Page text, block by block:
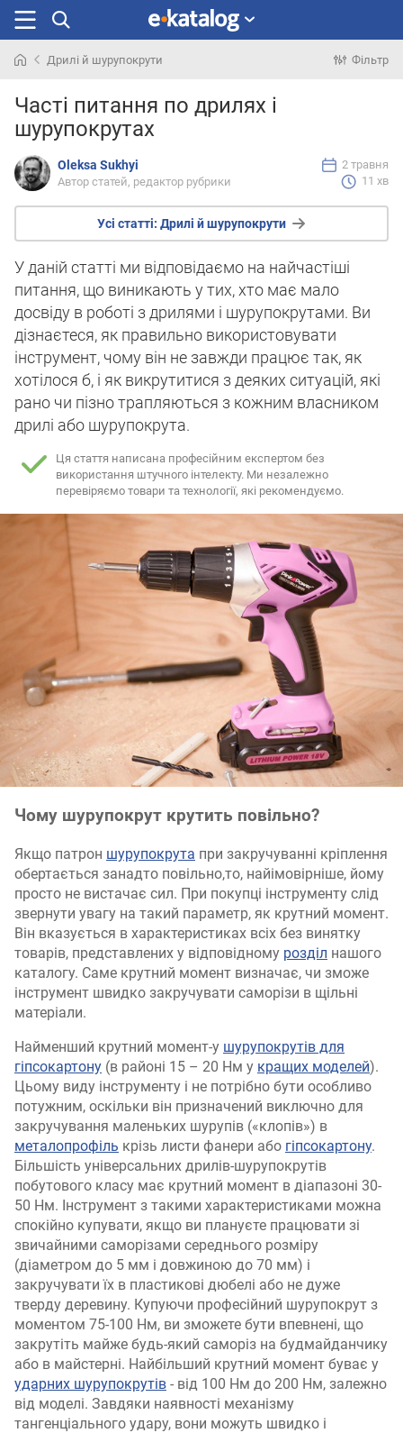
раніше
Дрилі й шурупокрути Фільтр
Часті питання по дрилях і
шурупокрутах
Oleksa Sukhyi
Автор статей, редактор рубрики 11 хв
2 травня
Усі статті: Дрилі й шурупокрути
У даній статті ми відповідаємо на найчастіші
питання, що виникають у тих, хто має мало
досвіду в роботі з дрилями і шурупокрутами. Ви
дізнаєтеся, як правильно використовувати
інструмент, чому він не завжди працює так, як
хотілося б, і як викрутитися з деяких ситуацій, які
рано чи пізно трапляються з кожним власником
дрилі або шурупокрута.
Ця стаття написана професійним експертом без
використання штучного інтелекту. Ми незалежно
перевіряємо товари та технології, які рекомендуємо.
Чому шурупокрут крутить повільно?
Якщо патрон шурупокрута при закручуванні кріплення
обертається занадто повільно,то, найімовірніше, йому
просто не вистачає сил. При покупці інструменту слід
звернути увагу на такий параметр, як крутний момент.
Він вказується в характеристиках всіх без винятку
товарів, представлених у відповідному розділ нашого
каталогу. Саме крутний момент визначає, чи зможе
інструмент швидко закручувати саморізи в щільні
матеріали.
Найменший крутний момент-у шурупокрутів для
гіпсокартону (в районі 15 – 20 Нм у кращих моделей).
Цьому виду інструменту і не потрібно бути особливо
потужним, оскільки він призначений виключно для
закручування маленьких шурупів («клопів») в
металопрофіль крізь листи фанери або гіпсокартону.
Більшість універсальних дрилів-шурупокрутів
побутового класу має крутний момент в діапазоні 30-
50 Нм. Інструмент з такими характеристиками можна
спокійно купувати, якщо ви плануєте працювати зі
звичайними саморізами середнього розміру
(діаметром до 5 мм і довжиною до 70 мм) і
закручувати їх в пластикові дюбелі або не дуже
тверду деревину. Купуючи професійний шурупокрут з
моментом 75-100 Нм, ви зможете бути впевнені, що
закрутіть майже будь-який саморіз на будмайданчику
або в майстерні. Найбільший крутний момент буває у
ударних шурупокрутів - від 100 Нм до 200 Нм, залежно
від моделі. Завдяки наявності механізму
тангенціального удару, вони можуть швидко і